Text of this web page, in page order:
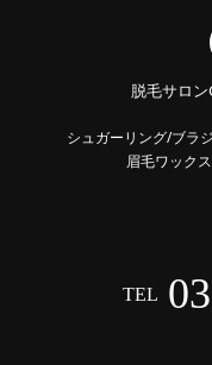
脱毛サロ
シュガーリング/ブラ
眉毛ワック
TEL